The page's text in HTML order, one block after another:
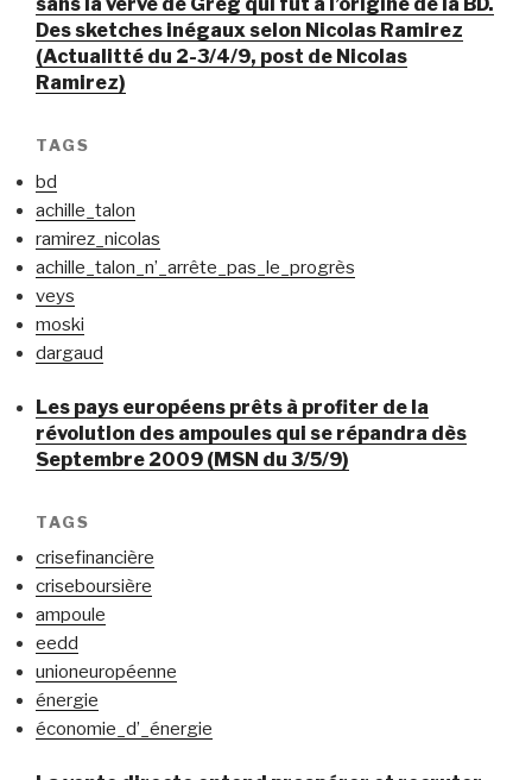
Des sketches inégaux selon Nicolas Ramirez
(Actualitté du 2-3/4/9, post de Nicolas
Ramirez)
TAGS
bd
achille_talon
ramirez_nicolas
achille_talon_n’_arrête_pas_le_progrès
veys
moski
dargaud
Les pays européens prêts à profiter de la
révolution des ampoules qui se répandra dès
Septembre 2009 (MSN du 3/5/9)
TAGS
crisefinancière
criseboursière
ampoule
eedd
unioneuropéenne
énergie
économie_d’_énergie